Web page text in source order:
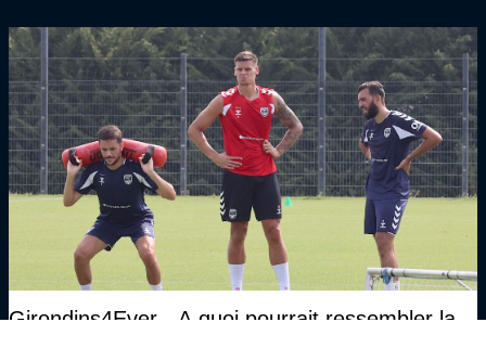
Girondins4Ever - A quoi pourrait ressembler la